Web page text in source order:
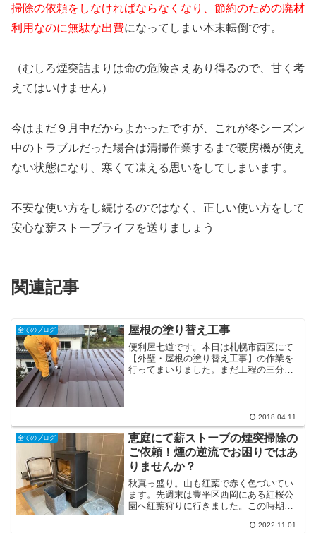
掃除の依頼をしなければならなくなり、節約のための廃材
利用なのに無駄な出費になってしまい本末転倒です。
（むしろ煙突詰まりは命の危険さえあり得るので、甘く考
えてはいけません）
今はまだ９月中だからよかったですが、これが冬シーズン
中のトラブルだった場合は清掃作業するまで暖房機が使え
ない状態になり、寒くて凍える思いをしてしまいます。
不安な使い方をし続けるのではなく、正しい使い方をして
安心な薪ストーブライフを送りましょう
関連記事
全てのブログ 屋根の塗り替え工事
便利屋七道です。本日は札幌市西区にて
【外壁・屋根の塗り替え工事】の作業を
行ってまいりました。まだ工程の三分の
2018.04.11
全てのブログ
恵庭にて薪ストーブの煙突掃除の
ご依頼！煙の逆流でお困りではあ
りませんか？
秋真っ盛り。山も紅葉で赤く色づいてい
ます。先週末は豊平区西岡にある紅桜公
園へ紅葉狩りに行きました。この時期は
で食事も兼ねて毎年訪れています。秋は
2022.11.01